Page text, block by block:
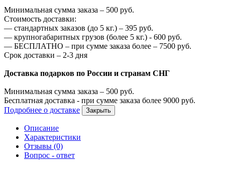
Минимальная сумма заказа – 500 руб.
Стоимость доставки:
— стандартных заказов (до 5 кг.) – 395 руб.
— крупногабаритных грузов (более 5 кг.) - 600 руб.
— БЕСПЛАТНО – при сумме заказа более – 7500 руб.
Срок доставки – 2-3 дня
Доставка подарков по России и странам СНГ
Минимальная сумма заказа – 500 руб.
Бесплатная доставка - при сумме заказа более 9000 руб.
Подробнее о доставке
Закрыть
Описание
Характеристики
Отзывы (0)
Вопрос - ответ